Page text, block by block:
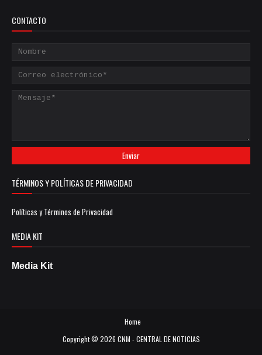
CONTACTO
TÉRMINOS Y POLÍTICAS DE PRIVACIDAD
Políticas y Términos de Privacidad
MEDIA KIT
Media Kit
Home
Copyright © 2026 CNM - CENTRAL DE NOTICIAS